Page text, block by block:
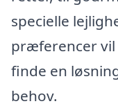
specielle
præferencer vil
finde en
behov.